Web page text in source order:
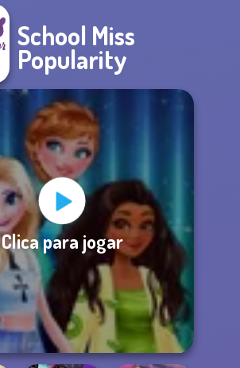
School Miss
Popularity
Clica para jogar